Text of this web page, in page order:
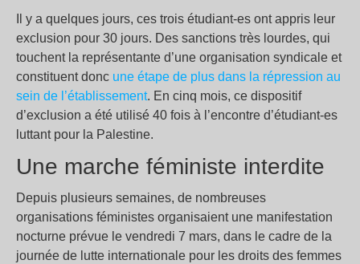
Il y a quelques jours, ces trois étudiant-es ont appris leur
exclusion pour 30 jours. Des sanctions très lourdes, qui
touchent la représentante d’une organisation syndicale et
constituent donc une étape de plus dans la répression au
sein de l’établissement. En cinq mois, ce dispositif
d’exclusion a été utilisé 40 fois à l’encontre d’étudiant-es
luttant pour la Palestine.
Une marche féministe interdite
Depuis plusieurs semaines, de nombreuses
organisations féministes organisaient une manifestation
nocturne prévue le vendredi 7 mars, dans le cadre de la
journée de lutte internationale pour les droits des femmes